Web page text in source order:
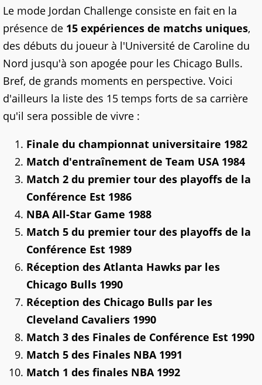
Le mode Jordan Challenge consiste en fait en la
présence de 15 expériences de matchs uniques,
des débuts du joueur à l'Université de Caroline du
Nord jusqu'à son apogée pour les Chicago Bulls.
Bref, de grands moments en perspective. Voici
d'ailleurs la liste des 15 temps forts de sa carrière
qu'il sera possible de vivre :
Finale du championnat universitaire 1982
Match d'entraînement de Team USA 1984
Match 2 du premier tour des playoffs de la
Conférence Est 1986
NBA All-Star Game 1988
Match 5 du premier tour des playoffs de la
Conférence Est 1989
Réception des Atlanta Hawks par les
Chicago Bulls 1990
Réception des Chicago Bulls par les
Cleveland Cavaliers 1990
Match 3 des Finales de Conférence Est 1990
Match 5 des Finales NBA 1991
Match 1 des finales NBA 1992